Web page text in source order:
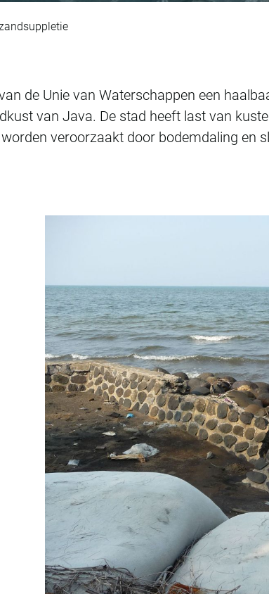
met
de Unie van Waterschappen een
van Java. De stad heeft last van
veroorzaakt door bodemdaling en